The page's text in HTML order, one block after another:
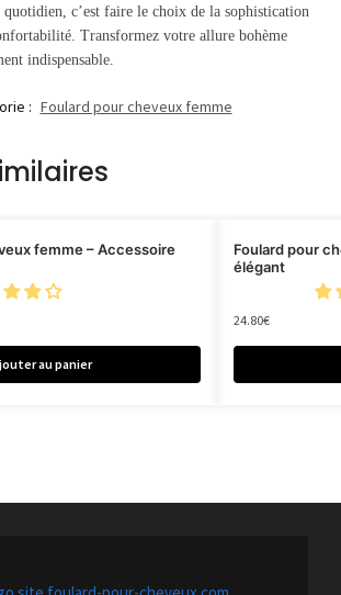
quotidien, c’est faire le choix de la sophistication
Transformez votre allure bohème
indispensable.
: Foulard pour cheveux femme
femme – Accessoire
au panier
Foulard pour
élégant
24.80€